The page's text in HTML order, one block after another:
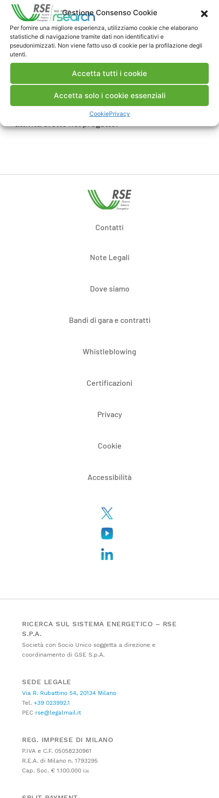
Gestione Consenso Cookie
Per fornire una migliore esperienza, utilizziamo cookie che elaborano
statistiche di navigazione tramite dati non identificativi e
pseudonimizzati. Non viene fatto uso di cookie per la profilazione degli
utenti.
Accetta tutti i cookie
Accetta solo i cookie essenziali
CookiePrivacy
anche lo sviluppo di tecniche di caratterizzazione
delle celle e dei moduli, dato il carattere
innovativo di questi sistemi, e la raccolta
sperimentale di dati di radiazione diretta,
caratteristiche spettrali incluse, su scala
nazionale.
Una forte interazione con il contesto nazionale e
attività di standardizzazione dei componenti
fotovoltaici hanno completato e caratterizzato le
attività svolte nel progetto.
Contatti
Note Legali
Dove siamo
Bandi di gara e contratti
Whistleblowing
Certificazioni
Privacy
Cookie
Accessibilità
RICERCA SUL SISTEMA ENERGETICO – RSE
S.P.A.
Società con Socio Unico soggetta a direzione e
coordinamento di GSE S.p.A.
SEDE LEGALE
Via R. Rubattino 54, 20134 Milano
Tel. +39 023992.1
PEC rse@legalmail.it
REG. IMPRESE DI MILANO
P.IVA e C.F. 05058230961
R.E.A. di Milano n. 1793295
Cap. Soc. € 1.100.000 i.v.